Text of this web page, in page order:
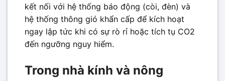
kết nối với hệ thống báo động (còi, đèn) và
hệ thống thông gió khẩn cấp để kích hoạt
ngay lập tức khi có sự rò rỉ hoặc tích tụ CO2
đến ngưỡng nguy hiểm.
Trong nhà kính và nông